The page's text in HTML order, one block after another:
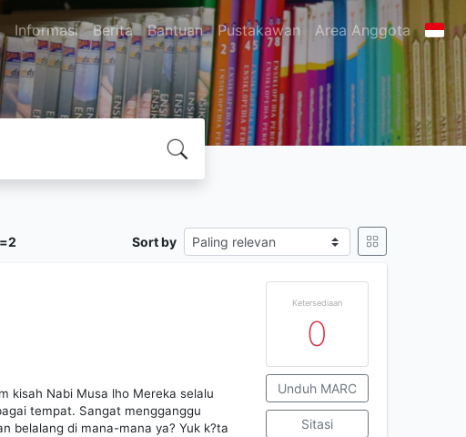
Informasi Berita Bantuan Pustakawan Area Anggota
Sort by
kisah Nabi Musa lho Mereka selalu
tempat. Sangat mengganggu
belalang di mana-mana ya? Yuk k?ta
Ketersediaan
0
Unduh MARC
Sitasi